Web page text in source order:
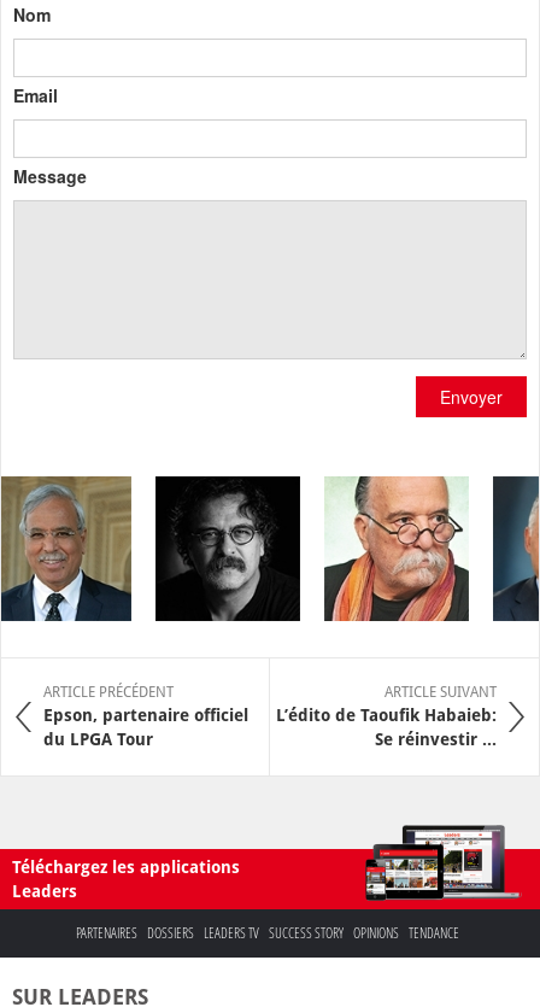
Nom
Email
Message
Envoyer
ARTICLE PRÉCÉDENT
Epson, partenaire officiel
du LPGA Tour
ARTICLE SUIVANT
L’édito de Taoufik Habaieb:
Se réinvestir ...
Téléchargez les applications
Leaders
PARTENAIRES DOSSIERS LEADERS TV SUCCESS STORY OPINIONS TENDANCE
SUR LEADERS